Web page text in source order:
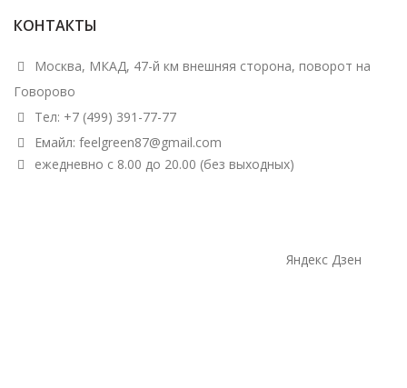
КОНТАКТЫ
Москва, МКАД, 47-й км внешняя сторона, поворот на
Говорово
Тел: +7 (499) 391-77-77
Емайл: feelgreen87@gmail.com
ежедневно с 8.00 до 20.00 (без выходных)
Яндекс Дзен